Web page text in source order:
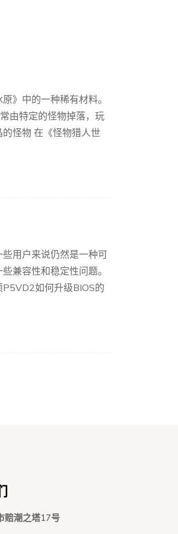
》中的一种稀有材料。
由特定的怪物掉落，玩
怪物 在《怪物猎人世
用户来说仍然是一种可
兼容性和稳定性问题。
如何升级BIOS的
赔潮之塔17号